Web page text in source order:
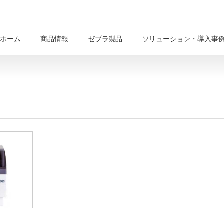
ホーム 商品情報 ゼブラ製品 ソリューション・導入事例